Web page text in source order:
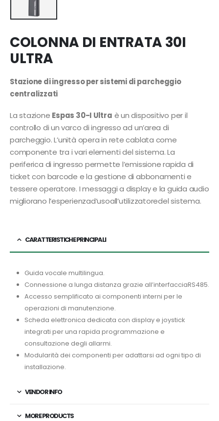
COLONNA DI ENTRATA 30I
ULTRA
Stazione di ingresso per sistemi di parcheggio
centralizzati
La stazione Espas 30-I Ultra è un dispositivo per il
controllo di un varco di ingresso ad un’area di
parcheggio. L’unità opera in rete cablata come
componente tra i vari elementi del sistema. La
periferica di ingresso permette l’emissione rapida di
ticket con barcode e la gestione di abbonamenti e
tessere operatore. I messaggi a display e la guida audio
migliorano l’esperienzad’usoall’utilizzatoredel sistema.
CARATTERISTICHE PRINCIPALI
Guida vocale multilingua.
Connessione a lunga distanza grazie all’interfacciaRS485.
Accesso semplificato ai componenti interni per le
operazioni di manutenzione.
Scheda elettronica dedicata con display e joystick
integrati per una rapida programmazione e
consultazione degli allarmi.
Modularità dei componenti per adattarsi ad ogni tipo di
installazione.
VENDOR INFO
MORE PRODUCTS